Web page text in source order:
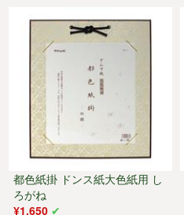
都色紙掛 ドンス紙大色紙用 し
ろがね
¥1,650